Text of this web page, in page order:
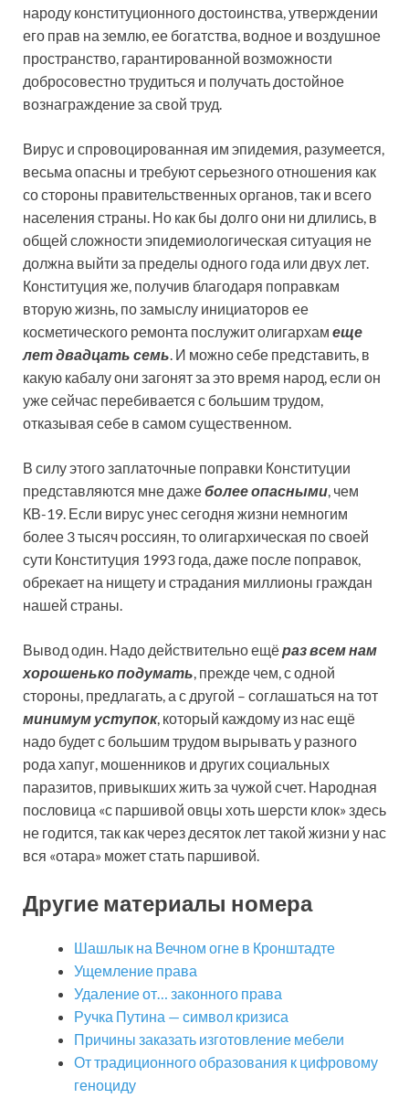
народу конституционного достоинства, утверждении
его прав на землю, ее богатства, водное и воздушное
пространство, гарантированной возможности
добросовестно трудиться и получать достойное
вознаграждение за свой труд.
Вирус и спровоцированная им эпидемия, разумеется,
весьма опасны и требуют серьезного отношения как
со стороны правительственных органов, так и всего
населения страны. Но как бы долго они ни длились, в
общей сложности эпидемиологическая ситуация не
должна выйти за пределы одного года или двух лет.
Конституция же, получив благодаря поправкам
вторую жизнь, по замыслу инициаторов ее
косметического ремонта послужит олигархам еще
лет двадцать семь. И можно себе представить, в
какую кабалу они загонят за это время народ, если он
уже сейчас перебивается с большим трудом,
отказывая себе в самом существенном.
В силу этого заплаточные поправки Конституции
представляются мне дажеболее опасными, чем
КВ-19. Если вирус унес сегодня жизни немногим
более 3 тысяч россиян, то олигархическая по своей
сути Конституция 1993 года, даже после поправок,
обрекает на нищету и страдания миллионы граждан
нашей страны.
Вывод один. Надо действительно ещёраз всем нам
хорошенько подумать, прежде чем, с одной
стороны, предлагать, а с другой – соглашаться на тот
минимум уступок, который каждому из нас ещё
надо будет с большим трудом вырывать у разного
рода хапуг, мошенников и других социальных
паразитов, привыкших жить за чужой счет. Народная
пословица «с паршивой овцы хоть шерсти клок» здесь
не годится, так как через десяток лет такой жизни у нас
вся «отара» может стать паршивой.
Другие материалы номера
Шашлык на Вечном огне в Кронштадте
Ущемление права
Удаление от… законного права
Ручка Путина — символ кризиса
Причины заказать изготовление мебели
От традиционного образования к цифровому
геноциду